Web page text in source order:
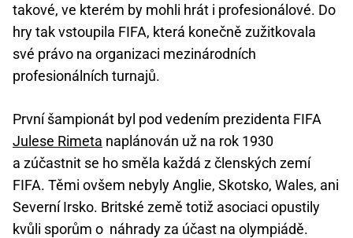
takové, ve kterém by mohli hrát i profesionálové. Do
hry tak vstoupila FIFA, která konečně zužitkovala
své právo na organizaci mezinárodních
profesionálních turnajů.
První šampionát byl pod vedením prezidenta FIFA
Julese Rimeta naplánován už na rok 1930
a zúčastnit se ho směla každá z členských zemí
FIFA. Těmi ovšem nebyly Anglie, Skotsko, Wales, ani
Severní Irsko. Britské země totiž asociaci opustily
kvůli sporům o náhrady za účast na olympiádě.